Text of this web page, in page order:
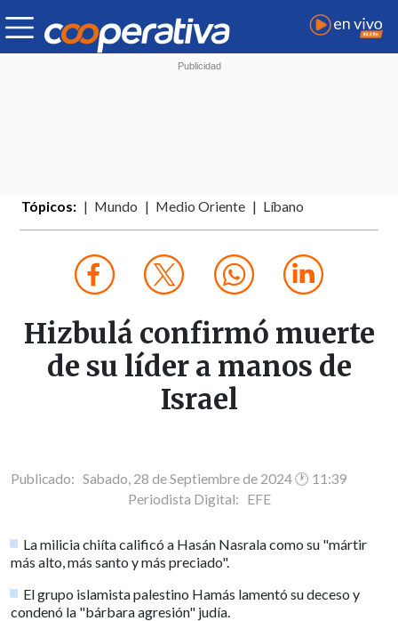
Tópicos: Mundo Medio Oriente Líbano
Hizbulá confirmó muerte
de su líder a manos de
Israel
Publicado: Sabado, 28 de Septiembre de 2024 🕐 11:39
Periodista Digital: EFE
La milicia chiíta calificó a Hasán Nasrala como su "mártir
más alto, más santo y más preciado".
El grupo islamista palestino Hamás lamentó su deceso y
condenó la "bárbara agresión" judía.